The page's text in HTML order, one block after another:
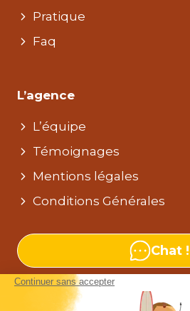
Pratique
Faq
L’agence
L’équipe
Témoignages
Mentions légales
Conditions Générales
Chat !